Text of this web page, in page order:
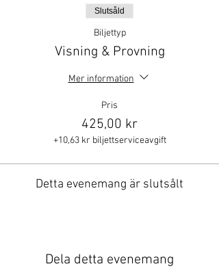
Slutsåld
Biljettyp
Visning & Provning
Mer information
Pris
425,00 kr
+10,63 kr biljettserviceavgift
Detta evenemang är slutsålt
Dela detta evenemang